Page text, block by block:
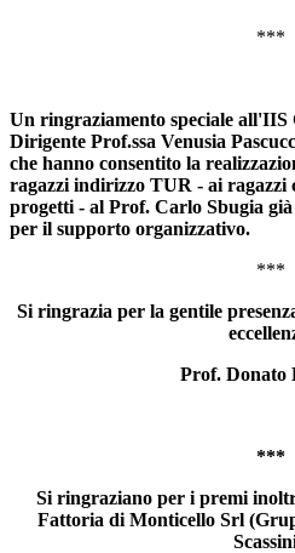
***
Un ringraziamento speciale
Dirigente Prof.ssa Venusia
che hanno consentito la
ragazzi indirizzo TUR - ai ragazzi
progetti - al Prof. Carlo Sbugia
per il supporto organizzativo.
***
Si ringrazia per la gentile
Prof. Donato
***
Si ringraziano per i premi
Fattoria di Monticello Srl